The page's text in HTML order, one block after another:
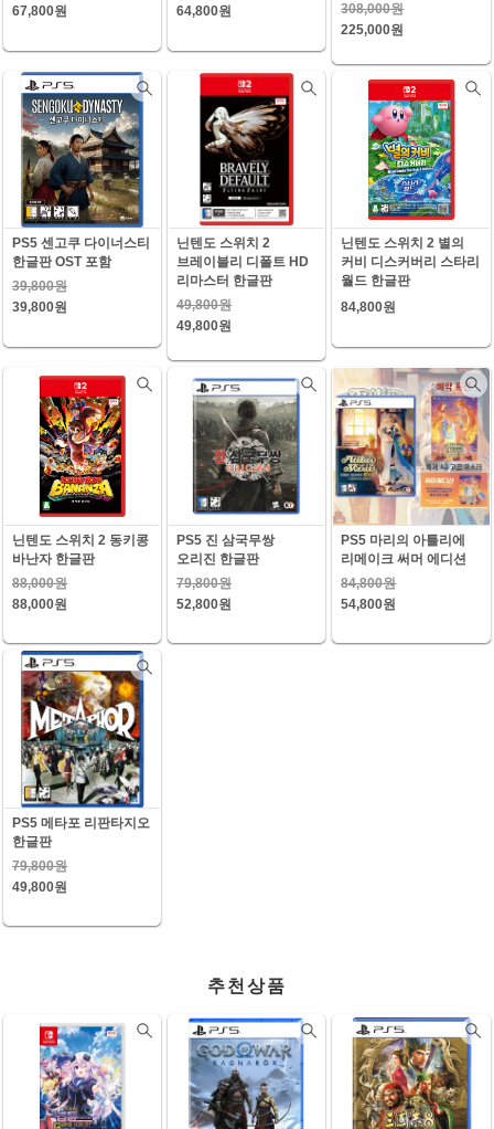
67,800원
64,800원
308,000원
225,000원
PS5 센고쿠 다이너스티
한글판 OST 포함
39,800원
39,800원
닌텐도 스위치 2
브레이블리 디폴트 HD
리마스터 한글판
49,800원
49,800원
닌텐도 스위치 2 별의
커비 디스커버리 스타리
월드 한글판
84,800원
닌텐도 스위치 2 동키콩
바난자 한글판
88,000원
88,000원
PS5 진 삼국무쌍
오리진 한글판
79,800원
52,800원
PS5 마리의 아틀리에
리메이크 써머 에디션
84,800원
54,800원
PS5 메타포 리판타지오
한글판
79,800원
49,800원
추천상품